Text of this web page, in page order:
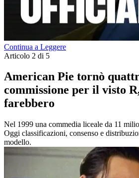
Continua a Leggere
Articolo 2 di 5
American Pie tornò
commissione per il visto
farebbero
Nel 1999 una commedia liceale da 11
Oggi classificazioni, consenso e
modello.